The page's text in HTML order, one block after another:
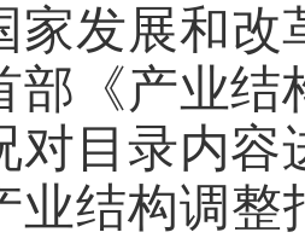
家发展和改
部《产业结
对目录内容
业结构调